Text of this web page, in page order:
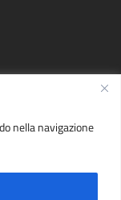
nella navigazione
Avvocati di